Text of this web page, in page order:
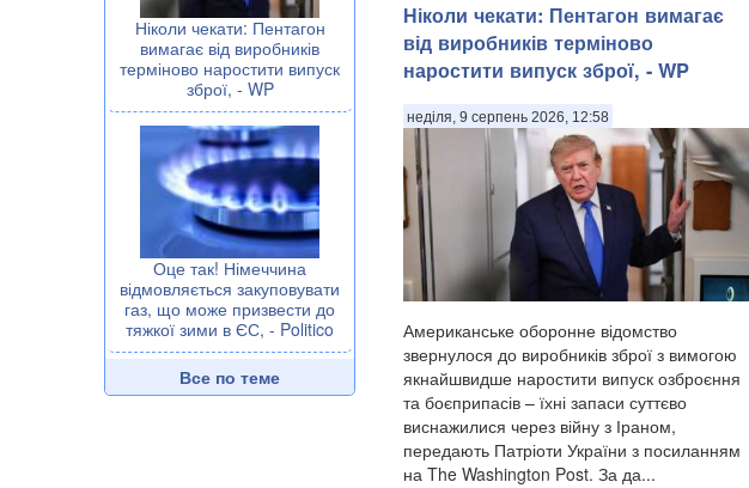
Ніколи чекати: Пентагон
вимагає від виробників
терміново наростити випуск
зброї, - WP
Оце так! Німеччина
відмовляється закуповувати
газ, що може призвести до
тяжкої зими в ЄС, - Politico
Все по теме
Ніколи чекати: Пентагон вимагає
від виробників терміново
наростити випуск зброї, - WP
неділя, 9 серпень 2026, 12:58
Американське оборонне відомство
звернулося до виробників зброї з вимогою
якнайшвидше наростити випуск озброєння
та боєприпасів – їхні запаси суттєво
виснажилися через війну з Іраном,
передають Патріоти України з посиланням
на The Washington Post. За да...